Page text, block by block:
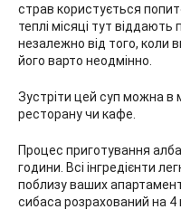
страв користується
теплі місяці тут віддають
незалежно від того, коли
його варто неодмінно.
Зустріти цей суп можна
ресторану чи кафе.
Процес приготування
години. Всі інгредієнти
поблизу ваших
сибаса розрахований на 4